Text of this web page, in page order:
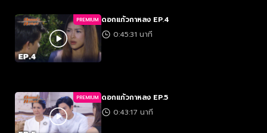
PREMIUM ดอกแก้วกาหลง EP.4
0:45:31 นาที
PREMIUM ดอกแก้วกาหลง EP.5
0:43:17 นาที